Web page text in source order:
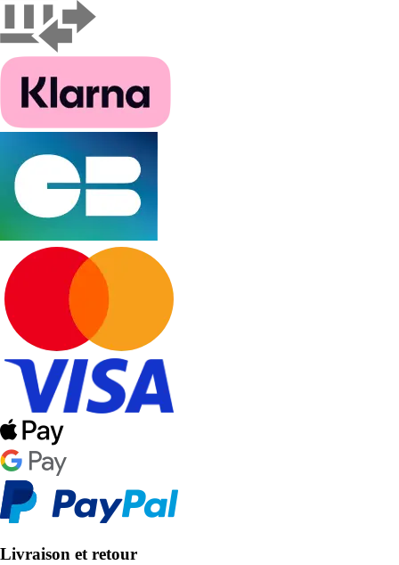
Livraison et retour